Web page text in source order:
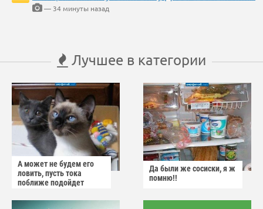
— 34 минуты назад
Лучшее в категории
А может не будем его
ловить, пусть тока
поближе подойдет
Да были же сосиски, я ж
помню!!